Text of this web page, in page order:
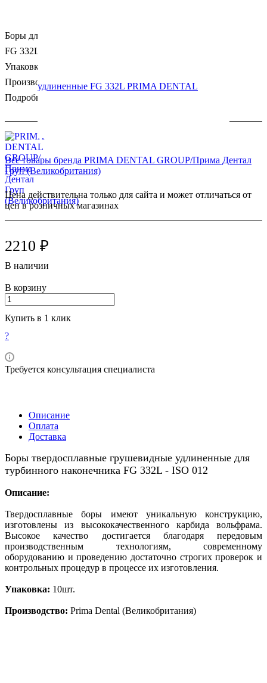
Боры для турбинного наконечника
FG 332L - ISO 012
Упаковка: 10шт.
Производство: Prima Dental (Великобритания)
Подробности
Все товары бренда PRIMA DENTAL GROUP/Прима Дентал
Груп (Великобритания)
Цена действительна только для сайта и может отличаться от
цен в розничных магазинах
2210 ₽
В наличии
В корзину
Купить в 1 клик
?
Требуется консультация специалиста
Описание
Оплата
Доставка
Боры твердосплавные грушевидные удлиненные для
турбинного наконечника FG 332L - ISO 012
Описание:
Твердосплавные боры имеют уникальную конструкцию,
изготовлены из высококачественного карбида вольфрама.
Высокое качество достигается благодаря передовым
производственным технологиям, современному
оборудованию и проведению достаточно строгих проверок и
контрольных процедур в процессе их изготовления.
Упаковка: 10шт.
Производство: Prima Dental (Великобритания)